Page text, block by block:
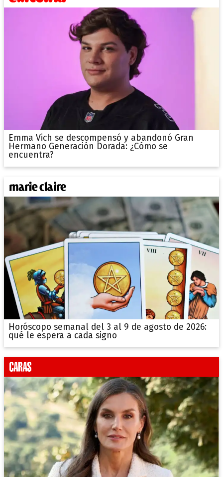
Emma Vich se descompensó y abandonó Gran
Hermano Generación Dorada: ¿Cómo se
encuentra?
Horóscopo semanal del 3 al 9 de agosto de 2026:
qué le espera a cada signo